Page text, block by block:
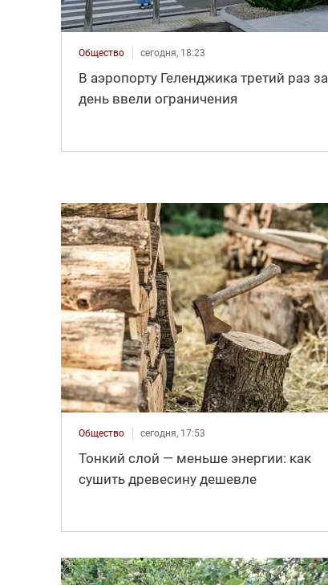
Общество сегодня, 18:23
В аэропорту Геленджика третий раз за
день ввели ограничения
Общество сегодня, 17:53
Тонкий слой — меньше энергии: как
сушить древесину дешевле